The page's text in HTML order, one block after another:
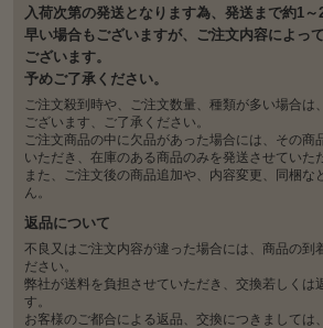
入荷次第の発送となります為、発送まで約1～
早い場合もございますが、ご注文内容によっ
ございます。
予めご了承ください。
ご注文殺到時や、ご注文数量、種類が多い場合は
ございます、ご了承ください。
ご注文商品の中に欠品があった場合には、その商
いただき、在庫のある商品のみを発送させていた
また、ご注文後の商品追加や、内容変更、同梱な
ん。
返品について
不良又はご注文内容が違った場合には、商品の到
ださい。
弊社が送料を負担させていただき、交換若しくは
す。
お客様のご都合による返品、交換につきましては